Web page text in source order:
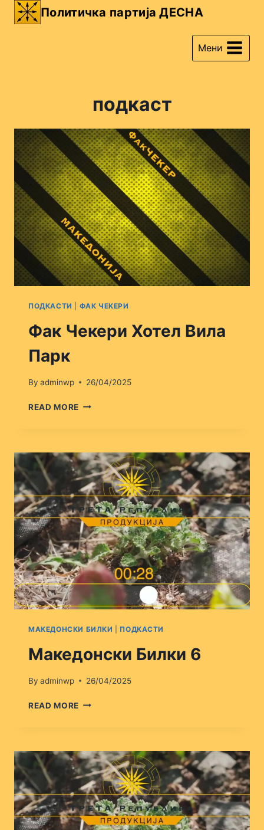
Skip
Политичка партија ДЕСНА
Мени
подкаст
ПОДКАСТИ ФАК ЧЕКЕРИ
Фак Чекери Хотел Вила
Парк
By adminwp 26/04/2025
READ MORE ФАК
ПАРК
МАКЕДОНСКИ БИЛКИ ПОДКАСТИ
Македонски Билки 6
By adminwp 26/04/2025
READ MORE МАКЕДОНСКИ